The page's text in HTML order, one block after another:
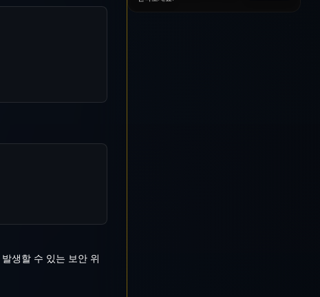
생할 수 있는 보안 위